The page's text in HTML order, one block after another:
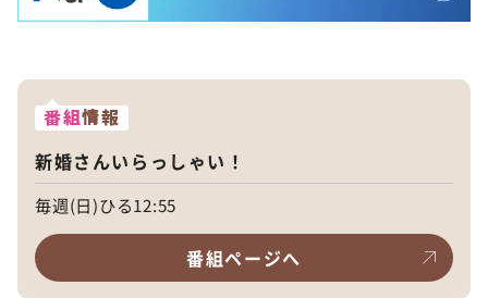
番組情報
新婚さんいらっしゃい！
毎週(日)ひる12:55
番組ページへ